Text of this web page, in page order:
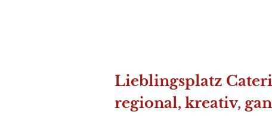
Lieblingsplatz
regional, kreativ,